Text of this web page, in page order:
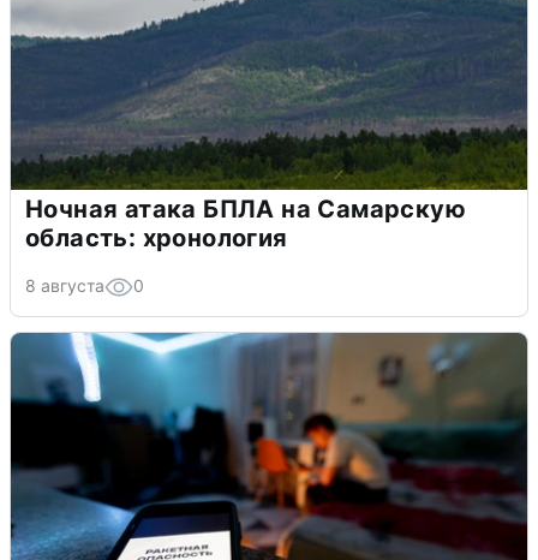
Ночная атака БПЛА на Самарскую
область: хронология
8 августа 0